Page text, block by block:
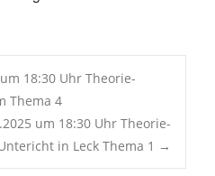
18:30 Uhr Theorie-
Thema 4
um 18:30 Uhr Theorie-
in Leck Thema 1 →